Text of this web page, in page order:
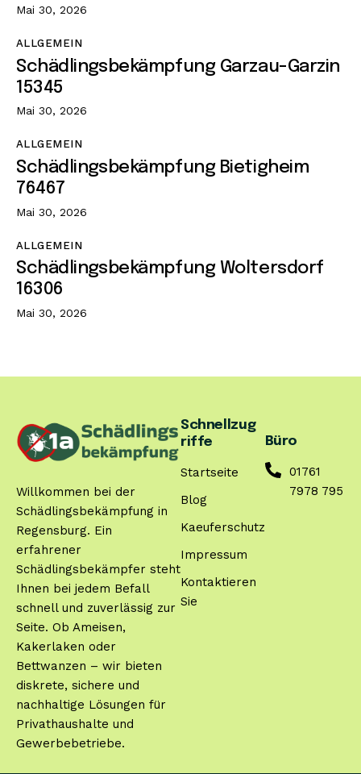
Mai 30, 2026
ALLGEMEIN
Schädlingsbekämpfung Garzau-Garzin
15345
Mai 30, 2026
ALLGEMEIN
Schädlingsbekämpfung Bietigheim
76467
Mai 30, 2026
ALLGEMEIN
Schädlingsbekämpfung Woltersdorf
16306
Mai 30, 2026
Willkommen bei der
Schädlingsbekämpfung in
Regensburg. Ein
erfahrener
Schädlingsbekämpfer steht
Ihnen bei jedem Befall
schnell und zuverlässig zur
Seite. Ob Ameisen,
Kakerlaken oder
Bettwanzen – wir bieten
diskrete, sichere und
nachhaltige Lösungen für
Privathaushalte und
Gewerbebetriebe.
Schnellzug
riffe
Startseite
Blog
Kaeuferschutz
Impressum
Kontaktieren
Sie
Büro
01761
7978 795